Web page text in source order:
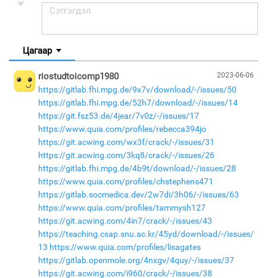
Цагаар
2023-06-06
riostudtoicomp1980
https://gitlab.fhi.mpg.de/9x7v/download/-/issues/50
https://gitlab.fhi.mpg.de/52h7/download/-/issues/14
https://git.fsz53.de/4jear/7v0z/-/issues/17
https://www.quia.com/profiles/rebecca394jo
https://git.acwing.com/wx3f/crack/-/issues/31
https://git.acwing.com/3kq8/crack/-/issues/26
https://gitlab.fhi.mpg.de/4b9t/download/-/issues/28
https://www.quia.com/profiles/chstephens471
https://gitlab.socmedica.dev/2w7di/3h06/-/issues/63
https://www.quia.com/profiles/tammysh127
https://git.acwing.com/4in7/crack/-/issues/43
https://teaching.csap.snu.ac.kr/45yd/download/-/issues/
13 https://www.quia.com/profiles/lisagates
https://gitlab.openmole.org/4nxgv/4quy/-/issues/37
https://git.acwing.com/i960/crack/-/issues/38